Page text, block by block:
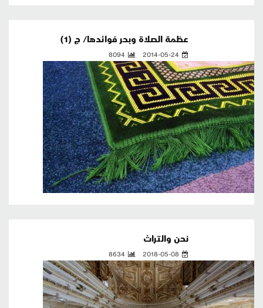
عظمة الصلاة وبحر فوائدها/ ج (1)
2014-05-24
8094
نحن والتراث
2018-05-08
8634